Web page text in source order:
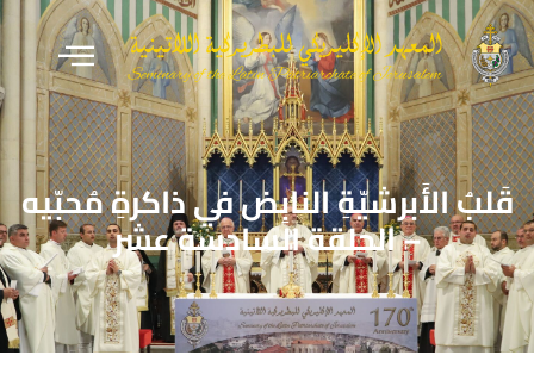
قَلبُ الأَبرشيّةِ النابِض في ذاكرةِ مُحبّيه
– الحلقة السادسة عشر